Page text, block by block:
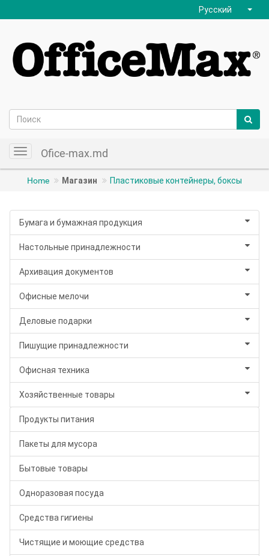
Русский
ToggleOfice-max.md
Home Магазин Пластиковые контейнеры, боксы
Бумага и бумажная продукция
Настольные принадлежности
Архивация документов
Офисные мелочи
Деловые подарки
Пишущие принадлежности
Офисная техника
Хозяйственные товары
Продукты питания
Пакеты для мусора
Бытовые товары
Одноразовая посуда
Средства гигиены
Чистящие и моющие средства